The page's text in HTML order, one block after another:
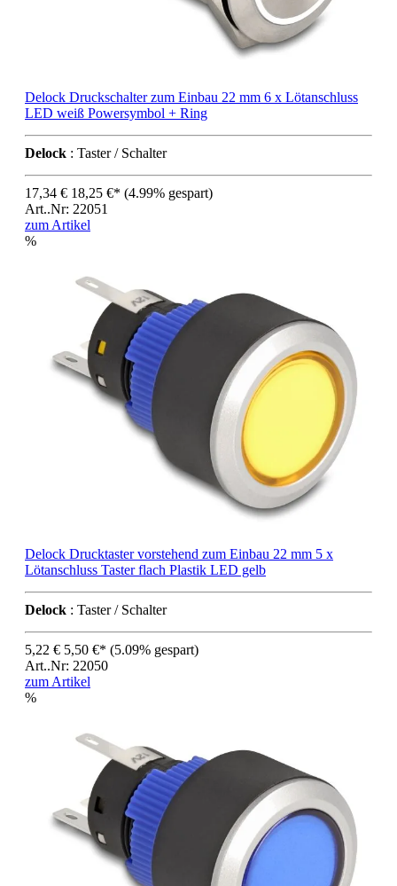
Delock Druckschalter zum Einbau 22 mm 6 x Lötanschluss
LED weiß Powersymbol + Ring
Delock : Taster / Schalter
17,34 € 18,25 €* (4.99% gespart)
Art..Nr: 22051
zum Artikel
%
Delock Drucktaster vorstehend zum Einbau 22 mm 5 x
Lötanschluss Taster flach Plastik LED gelb
Delock : Taster / Schalter
5,22 € 5,50 €* (5.09% gespart)
Art..Nr: 22050
zum Artikel
%